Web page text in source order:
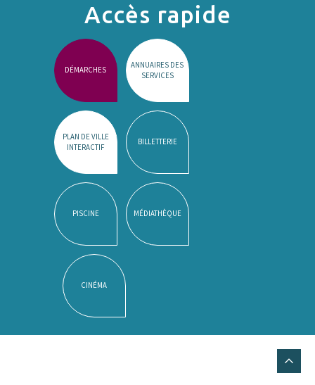
Accès rapide
DÉMARCHES
ANNUAIRES DES
SERVICES
PLAN DE VILLE
INTERACTIF
BILLETTERIE
PISCINE MÉDIATHÈQUE
CINÉMA